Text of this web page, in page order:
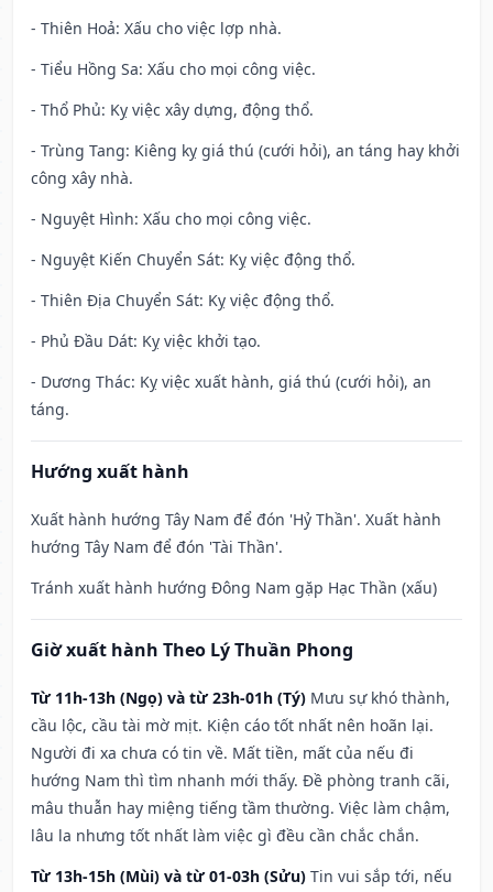
- Thiên Hoả: Xấu cho việc lợp nhà.
- Tiểu Hồng Sa: Xấu cho mọi công việc.
- Thổ Phủ: Kỵ việc xây dựng, động thổ.
- Trùng Tang: Kiêng kỵ giá thú (cưới hỏi), an táng hay khởi
công xây nhà.
- Nguyệt Hình: Xấu cho mọi công việc.
- Nguyệt Kiến Chuyển Sát: Kỵ việc động thổ.
- Thiên Địa Chuyển Sát: Kỵ việc động thổ.
- Phủ Đầu Dát: Kỵ việc khởi tạo.
- Dương Thác: Kỵ việc xuất hành, giá thú (cưới hỏi), an
táng.
Hướng xuất hành
Xuất hành hướng Tây Nam để đón 'Hỷ Thần'. Xuất hành
hướng Tây Nam để đón 'Tài Thần'.
Tránh xuất hành hướng Đông Nam gặp Hạc Thần (xấu)
Giờ xuất hành Theo Lý Thuần Phong
Từ 11h-13h (Ngọ) và từ 23h-01h (Tý) Mưu sự khó thành,
cầu lộc, cầu tài mờ mịt. Kiện cáo tốt nhất nên hoãn lại.
Người đi xa chưa có tin về. Mất tiền, mất của nếu đi
hướng Nam thì tìm nhanh mới thấy. Đề phòng tranh cãi,
mâu thuẫn hay miệng tiếng tầm thường. Việc làm chậm,
lâu la nhưng tốt nhất làm việc gì đều cần chắc chắn.
Từ 13h-15h (Mùi) và từ 01-03h (Sửu) Tin vui sắp tới, nếu